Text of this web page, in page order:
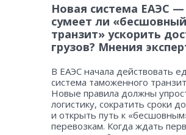
Новая система ЕАЭС —
сумеет ли «бесшовный
транзит» ускорить
грузов? Мнения
В ЕАЭС начала действовать
система таможенного
Новые правила должны
логистику, сократить сроки
и открыть путь к
перевозкам. Когда ждать